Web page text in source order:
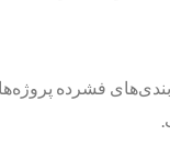
فشرده